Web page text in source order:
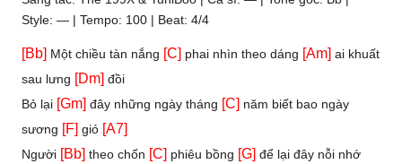
Style: — | Tempo: 100 | Beat: 4/4
[Bb] Một chiều tàn nắng [C] phai nhìn theo dáng [Am] ai khuất
sau lưng [Dm] đồi
Bỏ lại [Gm] đây những ngày tháng [C] năm biết bao ngày
sương [F] gió [A7]
Người [Bb] theo chốn [C] phiêu bồng [G] để lại đây nỗi nhớ